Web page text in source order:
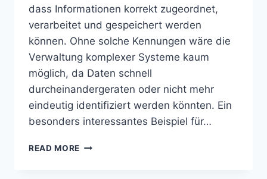
dass Informationen korrekt zugeordnet,
verarbeitet und gespeichert werden
können. Ohne solche Kennungen wäre die
Verwaltung komplexer Systeme kaum
möglich, da Daten schnell
durcheinandergeraten oder nicht mehr
eindeutig identifiziert werden könnten. Ein
besonders interessantes Beispiel für…
READ MORE WHAT